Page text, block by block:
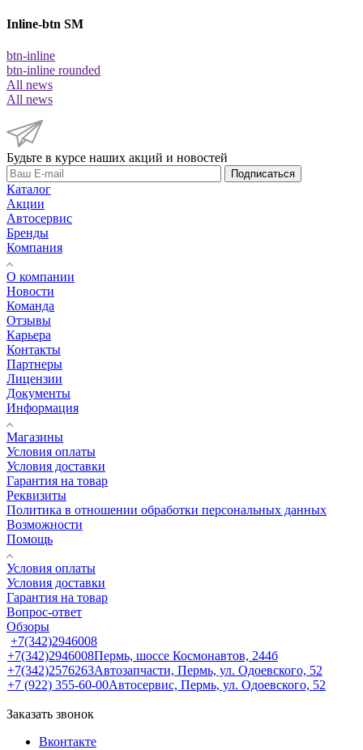
Inline-btn SM
btn-inline
btn-inline rounded
All news
All news
Будьте в курсе наших акций и новостей
Подписаться
Каталог
Акции
Автосервис
Бренды
Компания
О компании
Новости
Команда
Отзывы
Карьера
Контакты
Партнеры
Лицензии
Документы
Информация
Магазины
Условия оплаты
Условия доставки
Гарантия на товар
Реквизиты
Политика в отношении обработки персональных данных
Возможности
Помощь
Условия оплаты
Условия доставки
Гарантия на товар
Вопрос-ответ
Обзоры
+7(342)2946008
+7(342)2946008Пермь, шоссе Космонавтов, 244б
+7(342)2576263Автозапчасти, Пермь, ул. Одоевского, 52
+7 (922) 355-60-00Автосервис, Пермь, ул. Одоевского, 52
Заказать звонок
Вконтакте